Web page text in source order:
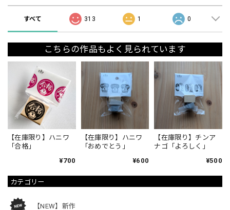
カテゴリー
【NEW】新作
すべて 313 1 0
こちらの作品もよく見られています
【在庫限り】ハニワ
「合格」
¥700
【在庫限り】ハニワ
「おめでとう」
¥600
【在庫限り】チンア
ナゴ「よろしく」
¥500